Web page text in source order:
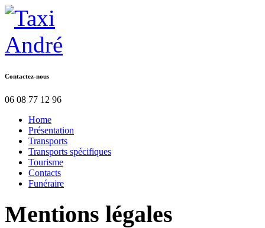
Contactez-nous
06 08 77 12 96
Home
Présentation
Transports
Transports spécifiques
Tourisme
Contacts
Funéraire
Mentions légales